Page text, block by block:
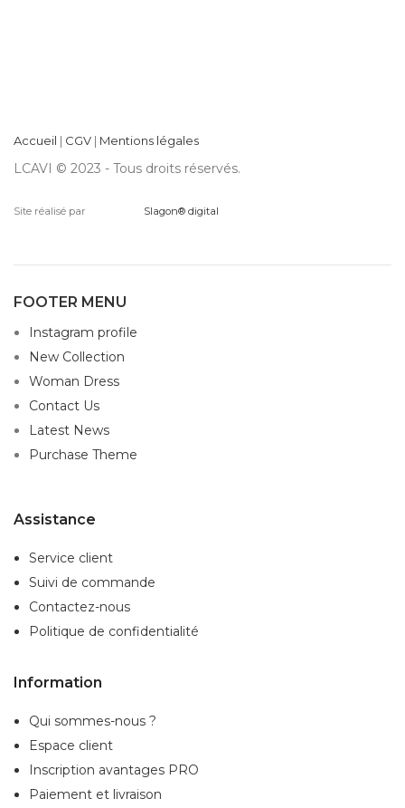
Accueil | CGV | Mentions légales
LCAVI © 2023 - Tous droits réservés.
Site réalisé par Slagon® digital
FOOTER MENU
Instagram profile
New Collection
Woman Dress
Contact Us
Latest News
Purchase Theme
Assistance
Service client
Suivi de commande
Contactez-nous
Politique de confidentialité
Information
Qui sommes-nous ?
Espace client
Inscription avantages PRO
Paiement et livraison